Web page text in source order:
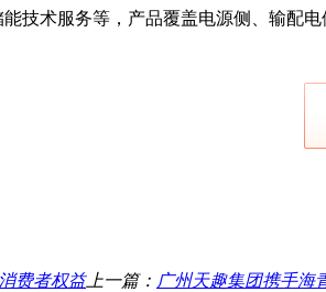
术服务等，产品覆盖电源侧、输配电
费者权益上一篇： 广州天趣集团携手海